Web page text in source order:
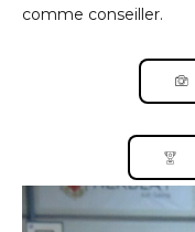
comme conseiller.